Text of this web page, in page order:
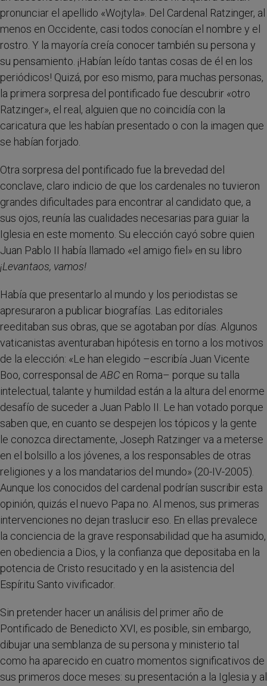
pronunciar el apellido «Wojtyla». Del Cardenal Ratzinger, al
menos en Occidente, casi todos conocían el nombre y el
rostro. Y la mayoría creía conocer también su persona y
su pensamiento. ¡Habían leído tantas cosas de él en los
periódicos! Quizá, por eso mismo, para muchas personas,
la primera sorpresa del pontificado fue descubrir «otro
Ratzinger», el real, alguien que no coincidía con la
caricatura que les habían presentado o con la imagen que
se habían forjado.
Otra sorpresa del pontificado fue la brevedad del
conclave, claro indicio de que los cardenales no tuvieron
grandes dificultades para encontrar al candidato que, a
sus ojos, reunía las cualidades necesarias para guiar la
Iglesia en este momento. Su elección cayó sobre quien
Juan Pablo II había llamado «el amigo fiel» en su libro
¡Levantaos, vamos!
Había que presentarlo al mundo y los periodistas se
apresuraron a publicar biografías. Las editoriales
reeditaban sus obras, que se agotaban por días. Algunos
vaticanistas aventuraban hipótesis en torno a los motivos
de la elección: «Le han elegido –escribía Juan Vicente
Boo, corresponsal de ABC en Roma– porque su talla
intelectual, talante y humildad están a la altura del enorme
desafío de suceder a Juan Pablo II. Le han votado porque
saben que, en cuanto se despejen los tópicos y la gente
le conozca directamente, Joseph Ratzinger va a meterse
en el bolsillo a los jóvenes, a los responsables de otras
religiones y a los mandatarios del mundo» (20-IV-2005).
Aunque los conocidos del cardenal podrían suscribir esta
opinión, quizás el nuevo Papa no. Al menos, sus primeras
intervenciones no dejan traslucir eso. En ellas prevalece
la conciencia de la grave responsabilidad que ha asumido,
en obediencia a Dios, y la confianza que depositaba en la
potencia de Cristo resucitado y en la asistencia del
Espíritu Santo vivificador.
Sin pretender hacer un análisis del primer año de
Pontificado de Benedicto XVI, es posible, sin embargo,
dibujar una semblanza de su persona y ministerio tal
como ha aparecido en cuatro momentos significativos de
sus primeros doce meses: su presentación a la Iglesia y al